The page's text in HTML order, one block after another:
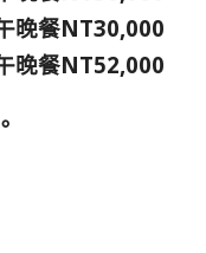
晚餐NT30,000
晚餐NT52,000